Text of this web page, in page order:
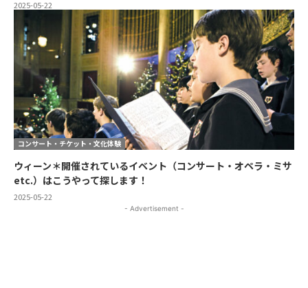
2025-05-22
コンサート・チケット・文化体験
ウィーン＊開催されているイベント（コンサート・オペラ・ミサ
etc.）はこうやって探します！
2025-05-22
- Advertisement -